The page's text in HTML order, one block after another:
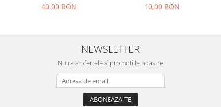
40,00 RON
10,00 RON
NEWSLETTER
Nu rata ofertele si promotiile noastre